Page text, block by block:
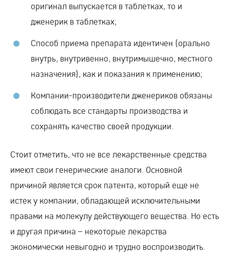
оригинал выпускается в таблетках, то и
дженерик в таблетках;
Способ приема препарата идентичен (орально
внутрь, внутривенно, внутримышечно, местного
назначения), как и показания к применению;
Компании-производители дженериков обязаны
соблюдать все стандарты производства и
сохранять качество своей продукции.
Стоит отметить, что не все лекарственные средства
имеют свои генерические аналоги. Основной
причиной является срок патента, который еще не
истек у компании, обладающей исключительными
правами на молекулу действующего вещества. Но есть
и другая причина – некоторые лекарства
экономически невыгодно и трудно воспроизводить.